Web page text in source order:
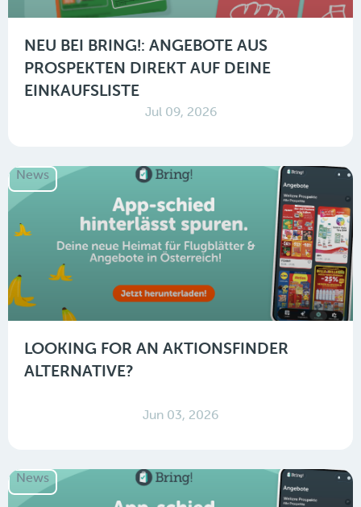
NEU BEI BRING!: ANGEBOTE AUS
PROSPEKTEN DIREKT AUF DEINE
EINKAUFSLISTE
Jul 09, 2026
News
LOOKING FOR AN AKTIONSFINDER
ALTERNATIVE?
Jun 03, 2026
News